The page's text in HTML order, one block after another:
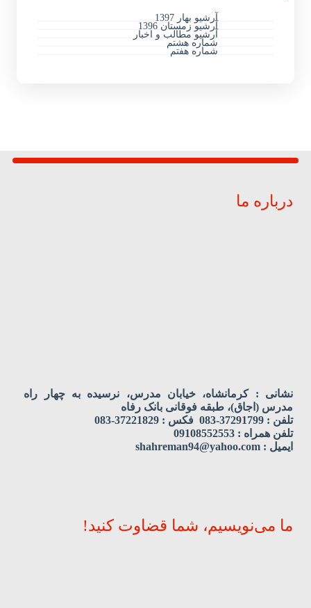
آرشیو بهار 1397
آرشیو زمستان 1396
آرشیو مطالب و اخبار
شماره هشتم
شماره هفتم
درباره ما
نشانی : کرمانشاه، خیابان مدرس، نرسیده به چهار راه
مدرس (اجاق)، طبقه فوقانی بانک رفاه
تلفن : 37291799-083 فکس : 37221829-083
تلفن همراه : 09108552553
ایمیل : shahreman94@yahoo.com
ما می‌نویسیم، شما قضاوت کنید!